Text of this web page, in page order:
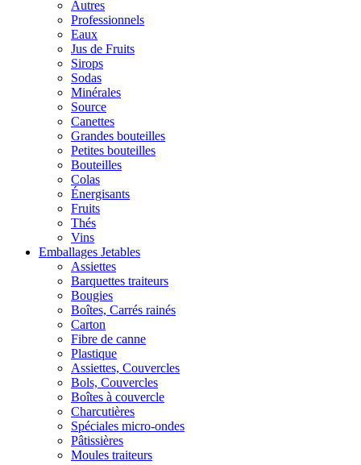
Autres
Professionnels
Eaux
Jus de Fruits
Sirops
Sodas
Minérales
Source
Canettes
Grandes bouteilles
Petites bouteilles
Bouteilles
Colas
Énergisants
Fruits
Thés
Vins
Emballages Jetables
Assiettes
Barquettes traiteurs
Bougies
Boîtes, Carrés rainés
Carton
Fibre de canne
Plastique
Assiettes, Couvercles
Bols, Couvercles
Boîtes à couvercle
Charcutières
Spéciales micro-ondes
Pâtissières
Moules traiteurs